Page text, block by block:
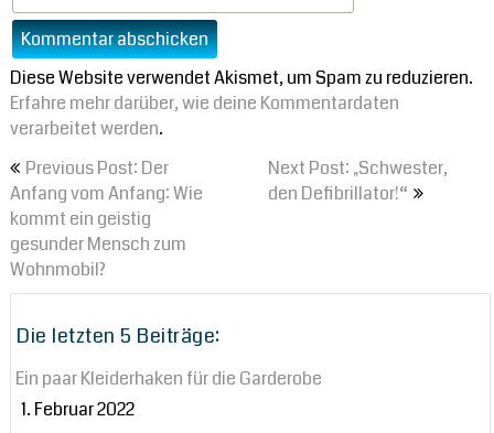
Diese Website verwendet Akismet, um Spam zu reduzieren.
Erfahre mehr darüber, wie deine Kommentardaten
verarbeitet werden.
Beitragsnavigation
Previous Post: Der
Anfang vom Anfang: Wie
kommt ein geistig
gesunder Mensch zum
Wohnmobil?
Next Post: „Schwester,
den Defibrillator!“
Die letzten 5 Beiträge:
Ein paar Kleiderhaken für die Garderobe
1. Februar 2022